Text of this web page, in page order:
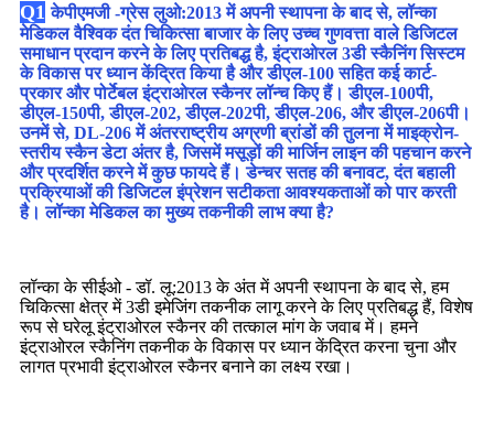
Q1 केपीएमजी -ग्रेस लुओ:2013 में अपनी स्थापना के बाद से, लॉन्का
मेडिकल वैश्विक दंत चिकित्सा बाजार के लिए उच्च गुणवत्ता वाले डिजिटल
समाधान प्रदान करने के लिए प्रतिबद्ध है, इंट्राओरल 3डी स्कैनिंग सिस्टम
के विकास पर ध्यान केंद्रित किया है और डीएल-100 सहित कई कार्ट-
प्रकार और पोर्टेबल इंट्राओरल स्कैनर लॉन्च किए हैं। डीएल-100पी,
डीएल-150पी, डीएल-202, डीएल-202पी, डीएल-206, और डीएल-206पी।
उनमें से, DL-206 में अंतरराष्ट्रीय अग्रणी ब्रांडों की तुलना में माइक्रोन-
स्तरीय स्कैन डेटा अंतर है, जिसमें मसूड़ों की मार्जिन लाइन की पहचान करने
और प्रदर्शित करने में कुछ फायदे हैं। डेन्चर सतह की बनावट, दंत बहाली
प्रक्रियाओं की डिजिटल इंप्रेशन सटीकता आवश्यकताओं को पार करती
है। लॉन्का मेडिकल का मुख्य तकनीकी लाभ क्या है?
लॉन्का के सीईओ - डॉ. लू:2013 के अंत में अपनी स्थापना के बाद से, हम
चिकित्सा क्षेत्र में 3डी इमेजिंग तकनीक लागू करने के लिए प्रतिबद्ध हैं, विशेष
रूप से घरेलू इंट्राओरल स्कैनर की तत्काल मांग के जवाब में। हमने
इंट्राओरल स्कैनिंग तकनीक के विकास पर ध्यान केंद्रित करना चुना और
लागत प्रभावी इंट्राओरल स्कैनर बनाने का लक्ष्य रखा।